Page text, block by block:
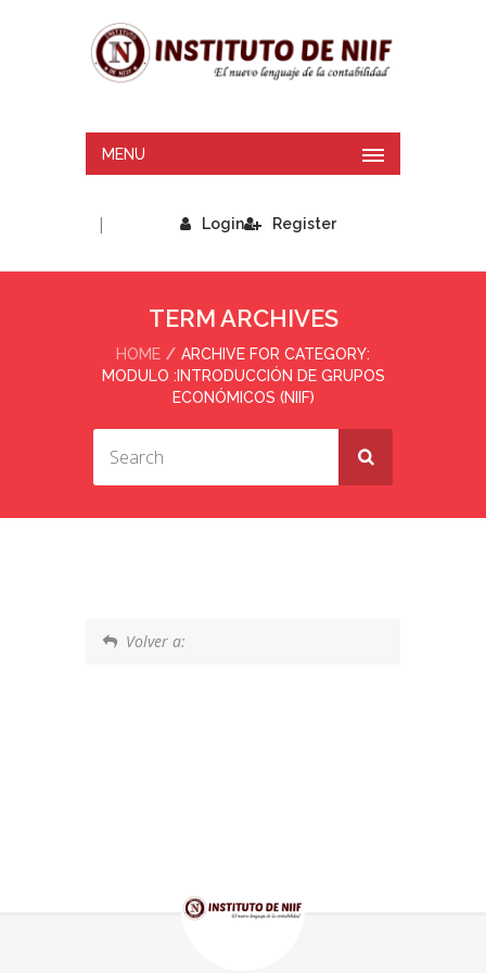
MENU
Login
| Register
TERM ARCHIVES
HOME
ARCHIVE FOR CATEGORY:
MODULO :INTRODUCCIÓN DE GRUPOS
ECONÓMICOS (NIIF)
Volver a: